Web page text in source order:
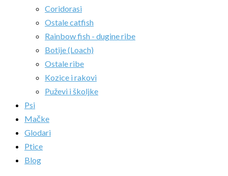
Coridorasi
Ostale catfish
Rainbow fish - dugine ribe
Botije (Loach)
Ostale ribe
Kozice i rakovi
Puževi i školjke
Psi
Mačke
Glodari
Ptice
Blog